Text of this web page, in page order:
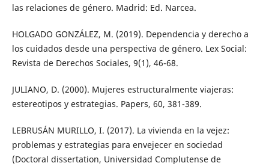
las relaciones de género. Madrid: Ed. Narcea.
HOLGADO GONZÁLEZ, M. (2019). Dependencia y derecho a
los cuidados desde una perspectiva de género. Lex Social:
Revista de Derechos Sociales, 9(1), 46-68.
JULIANO, D. (2000). Mujeres estructuralmente viajeras:
estereotipos y estrategias. Papers, 60, 381-389.
LEBRUSÁN MURILLO, I. (2017). La vivienda en la vejez:
problemas y estrategias para envejecer en sociedad
(Doctoral dissertation, Universidad Complutense de